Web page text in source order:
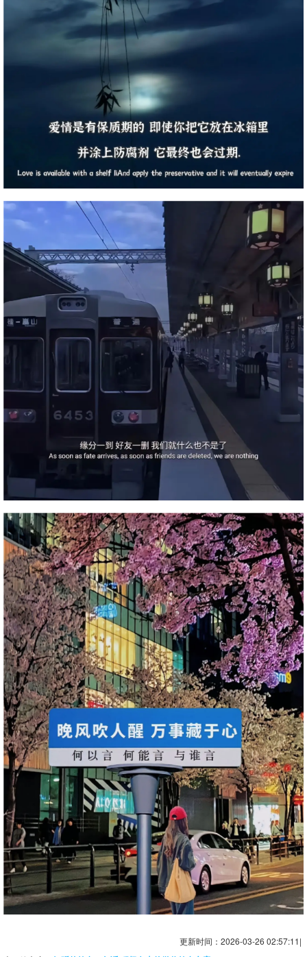
更新时间：2026-03-26 02:57:11|